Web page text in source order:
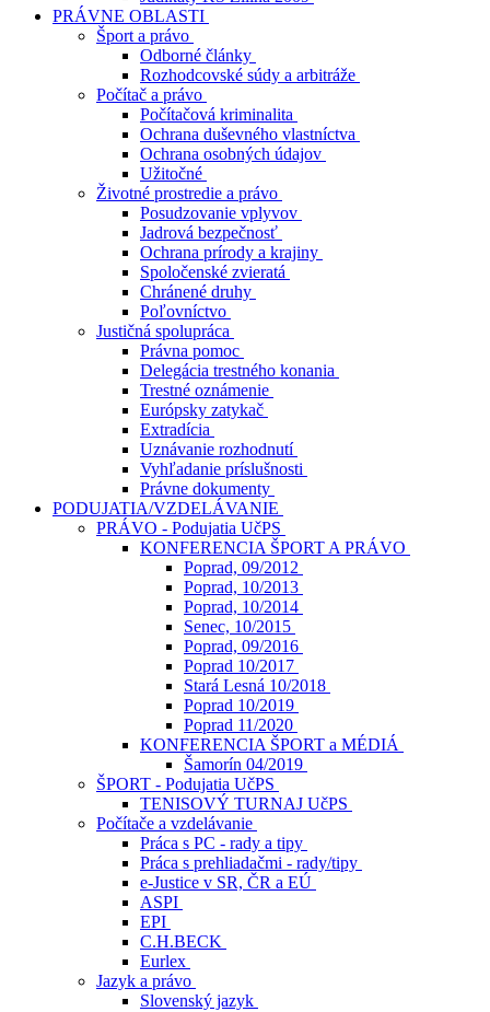
PRÁVNE OBLASTI
Šport a právo
Odborné články
Rozhodcovské súdy a arbitráže
Počítač a právo
Počítačová kriminalita
Ochrana duševného vlastníctva
Ochrana osobných údajov
Užitočné
Životné prostredie a právo
Posudzovanie vplyvov
Jadrová bezpečnosť
Ochrana prírody a krajiny
Spoločenské zvieratá
Chránené druhy
Poľovníctvo
Justičná spolupráca
Právna pomoc
Delegácia trestného konania
Trestné oznámenie
Európsky zatykač
Extradícia
Uznávanie rozhodnutí
Vyhľadanie príslušnosti
Právne dokumenty
PODUJATIA/VZDELÁVANIE
PRÁVO - Podujatia UčPS
KONFERENCIA ŠPORT A PRÁVO
Poprad, 09/2012
Poprad, 10/2013
Poprad, 10/2014
Senec, 10/2015
Poprad, 09/2016
Poprad 10/2017
Stará Lesná 10/2018
Poprad 10/2019
Poprad 11/2020
KONFERENCIA ŠPORT a MÉDIÁ
Šamorín 04/2019
ŠPORT - Podujatia UčPS
TENISOVÝ TURNAJ UčPS
Počítače a vzdelávanie
Práca s PC - rady a tipy
Práca s prehliadačmi - rady/tipy
e-Justice v SR, ČR a EÚ
ASPI
EPI
C.H.BECK
Eurlex
Jazyk a právo
Slovenský jazyk